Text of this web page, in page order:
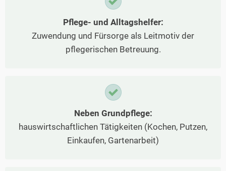
Pflege- und Alltagshelfer:
Zuwendung und Fürsorge als Leitmotiv der
pflegerischen Betreuung.
Neben Grundpflege:
hauswirtschaftlichen Tätigkeiten (Kochen, Putzen,
Einkaufen, Gartenarbeit)